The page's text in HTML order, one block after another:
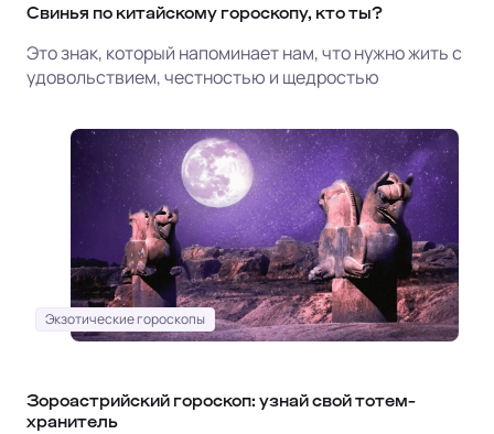
Свинья по китайскому гороскопу, кто ты?
Это знак, который напоминает нам, что нужно жить с
удовольствием, честностью и щедростью
Экзотические гороскопы
Зороастрийский гороскоп: узнай свой тотем-
хранитель